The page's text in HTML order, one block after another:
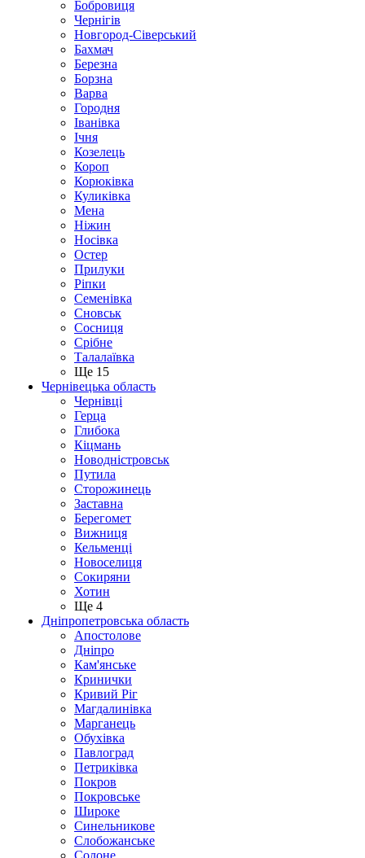
Бобровиця
Чернігів
Новгород-Сіверський
Бахмач
Березна
Борзна
Варва
Городня
Іванівка
Ічня
Козелець
Короп
Корюківка
Куликівка
Мена
Ніжин
Носівка
Остер
Прилуки
Ріпки
Семенівка
Сновськ
Сосниця
Срібне
Талалаївка
Ще 15
Чернівецька область
Чернівці
Герца
Глибока
Кіцмань
Новодністровськ
Путила
Сторожинець
Заставна
Берегомет
Вижниця
Кельменці
Новоселиця
Сокиряни
Хотин
Ще 4
Дніпропетровська область
Апостолове
Дніпро
Кам'янське
Кринички
Кривий Ріг
Магдалинівка
Марганець
Обухівка
Павлоград
Петриківка
Покров
Покровське
Широке
Синельникове
Слобожанське
Солоне